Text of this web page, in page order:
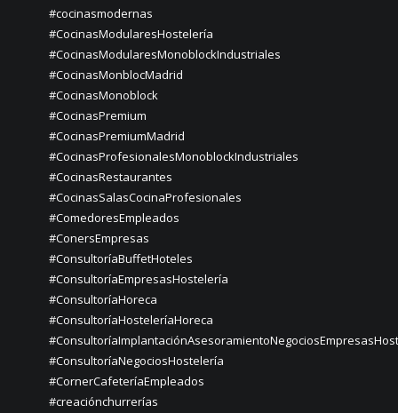
#cocinasmodernas
#CocinasModularesHostelería
#CocinasModularesMonoblockIndustriales
#CocinasMonblocMadrid
#CocinasMonoblock
#CocinasPremium
#CocinasPremiumMadrid
#CocinasProfesionalesMonoblockIndustriales
#CocinasRestaurantes
#CocinasSalasCocinaProfesionales
#ComedoresEmpleados
#ConersEmpresas
#ConsultoríaBuffetHoteles
#ConsultoríaEmpresasHostelería
#ConsultoríaHoreca
#ConsultoríaHosteleríaHoreca
#ConsultoríaNegociosHostelería
#CornerCafeteríaEmpleados
#creaciónchurrerías